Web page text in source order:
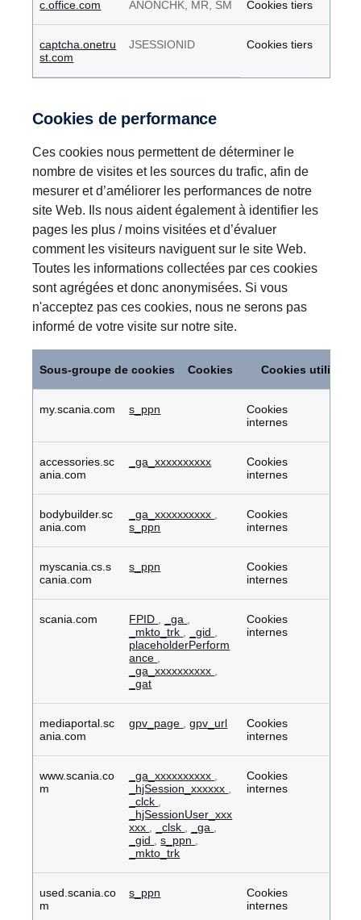
c.office.com ANONCHK, MR, SM Cookies tiers
captcha.onetru
st.com
JSESSIONID Cookies tiers
Cookies de performance
Ces cookies nous permettent de déterminer le
nombre de visites et les sources du trafic, afin de
mesurer et d’améliorer les performances de notre
site Web. Ils nous aident également à identifier les
pages les plus / moins visitées et d’évaluer
comment les visiteurs naviguent sur le site Web.
Toutes les informations collectées par ces cookies
sont agrégées et donc anonymisées. Si vous
n'acceptez pas ces cookies, nous ne serons pas
informé de votre visite sur notre site.
performance
Sous-groupe de cookies Cookies Cookies utilisés
my.scania.com s_ppn
Cookies
internes
accessories.sc
ania.com
_ga_xxxxxxxxxx
Cookies
internes
bodybuilder.sc
ania.com
_ga_xxxxxxxxxx
s_ppn
Cookies
internes
myscania.cs.s
cania.com
s_ppn
Cookies
internes
scania.com FPID _ga
_mkto_trk
_gid
placeholderPerform
ance
_ga_xxxxxxxxxx
_gat
Cookies
internes
mediaportal.sc
ania.com
gpv_page ,gpv_url
Cookies
internes
www.scania.co
m
_ga_xxxxxxxxxx
_hjSession_xxxxxx
_clck
_hjSessionUser_xxx
xxx
_clsk _ga
_gid
,s_ppn
_mkto_trk
Cookies
internes
used.scania.co
m
s_ppn
Cookies
internes